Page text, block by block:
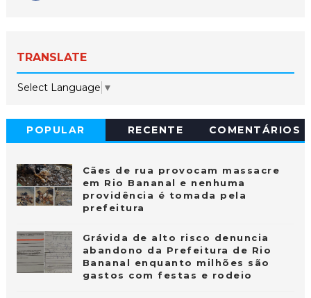
TRANSLATE
Select Language ▼
POPULAR RECENTE COMENTÁRIOS
Cães de rua provocam massacre
em Rio Bananal e nenhuma
providência é tomada pela
prefeitura
Grávida de alto risco denuncia
abandono da Prefeitura de Rio
Bananal enquanto milhões são
gastos com festas e rodeio